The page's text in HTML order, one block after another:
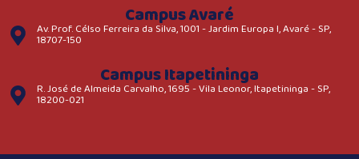
Campus Avaré
Av. Prof. Célso Ferreira da Silva, 1001 - Jardim Europa I, Avaré - SP,
18707-150
Campus Itapetininga
R. José de Almeida Carvalho, 1695 - Vila Leonor, Itapetininga - SP,
18200-021